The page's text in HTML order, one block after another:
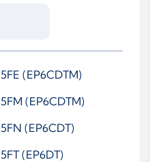
5FE (EP6CDTM)
5FM (EP6CDTM)
5FN (EP6CDT)
5FT (EP6DT)